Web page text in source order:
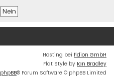
Hosting bei fidion GmbH
Flat Style by Ian Bradley
phpBB® Forum Software © phpBB Limited